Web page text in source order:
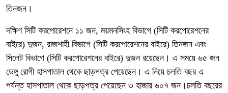
তিনজন।
দক্ষিণ সিটি করপোরেশনে ১১ জন, ময়মনসিংহ বিভাগে (সিটি করপোরেশনের
বাইরে) দুজন, রাজশাহী বিভাগে (সিটি করপোরেশনের বাইরে) তিনজন এবং
সিলেট বিভাগে (সিটি করপোরেশনের বাইরে) দুজন রয়েছেন। এ সময়ে ৬৫ জন
ডেঙ্গু রোগী হাসপাতাল থেকে ছাড়পত্র পেয়েছেন। এ নিয়ে চলতি বছর এ
পর্যন্ত হাসপাতাল থেকে ছাড়পত্র পেয়েছেন ৩ হাজার ৬০৭ জন।চলতি বছরের